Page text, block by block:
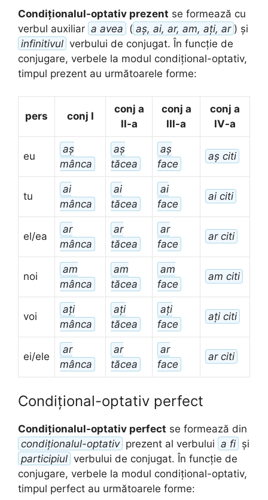
Condiționalul-optativ prezent se formează cu
verbul auxiliar a avea ( aș, ai, ar, am, ați, ar ) și
infinitivul verbului de conjugat. În funcție de
conjugare, verbele la modul condițional-optativ,
timpul prezent au următoarele forme:
pers conj I
conj a
II-a
conj a
III-a
conj a
IV-a
eu
aș
mânca
aș
tăcea
aș
face
aș citi
tu
ai
mânca
ai
tăcea
ai
face
ai citi
el/ea
ar
mânca
ar
tăcea
ar
face
ar citi
noi
am
mânca
am
tăcea
am
face
am citi
voi
ați
mânca
ați
tăcea
ați
face
ați citi
ei/ele
ar
mânca
ar
tăcea
ar
face
ar citi
Condițional-optativ perfect
Condiționalul-optativ perfect se formează din
condiționalul-optativ prezent al verbului a fi și
participiul verbului de conjugat. În funcție de
conjugare, verbele la modul condițional-optativ,
timpul perfect au următoarele forme: